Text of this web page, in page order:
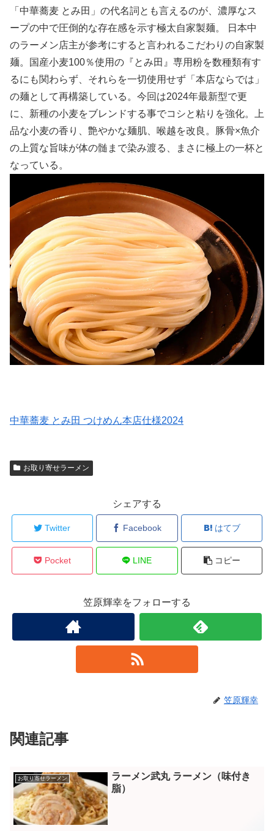
「中華蕎麦 とみ田」の代名詞とも言えるのが、濃厚なス
ープの中で圧倒的な存在感を示す極太自家製麺。 日本中
のラーメン店主が参考にすると言われるこだわりの自家製
麺。国産小麦100％使用の『とみ田』専用粉を数種類有す
るにも関わらず、それらを一切使用せず「本店ならでは」
の麺として再構築している。今回は2024年最新型で更
に、新種の小麦をブレンドする事でコシと粘りを強化。上
品な小麦の香り、艶やかな麺肌、喉越を改良。豚骨×魚介
の上質な旨味が体の髄まで染み渡る、まさに極上の一杯と
なっている。
中華蕎麦 とみ田 つけめん本店仕様2024
お取り寄せラーメン
シェアする
Twitter Facebook はてブ
Pocket LINE コピー
笠原輝幸をフォローする
笠原輝幸
関連記事
お取り寄せラーメン
ラーメン武丸 ラーメン（味付き
脂）